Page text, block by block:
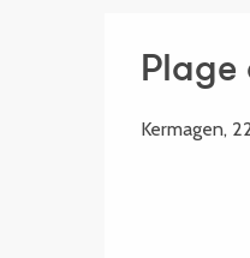
Plage
Kermagen,